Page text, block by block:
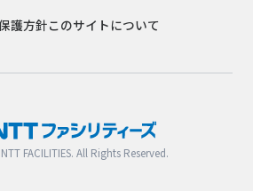
護方針このサイトについて
FACILITIES. All Rights Reserved.